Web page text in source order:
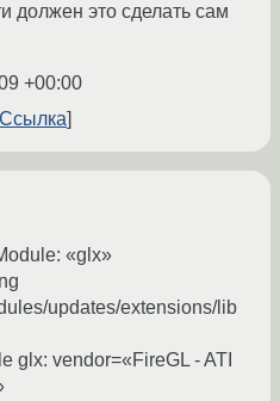
должен это сделать сам
+00:00
Ссылка
«glx»
updates/extensions/lib
glx: vendor=«FireGL - ATI